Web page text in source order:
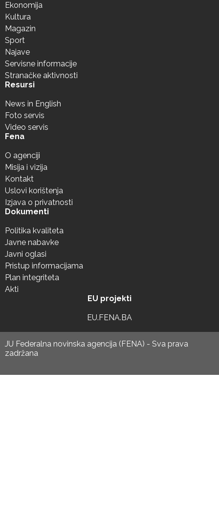
Ekonomija
Kultura
Magazin
Sport
Najave
Servisne informacije
Stranačke aktivnosti
Resursi
News in English
Foto servis
Video servis
Fena
O agenciji
Misija i vizija
Kontakt
Uslovi korištenja
Izjava o privatnosti
Dokumenti
Politika kvaliteta
Javne nabavke
Javni oglasi
Pristup informacijama
Plan integriteta
Akti
EU projekti
EU.FENA.BA
JU Federalna novinska agencija (FENA) - Sva prava
zadržana